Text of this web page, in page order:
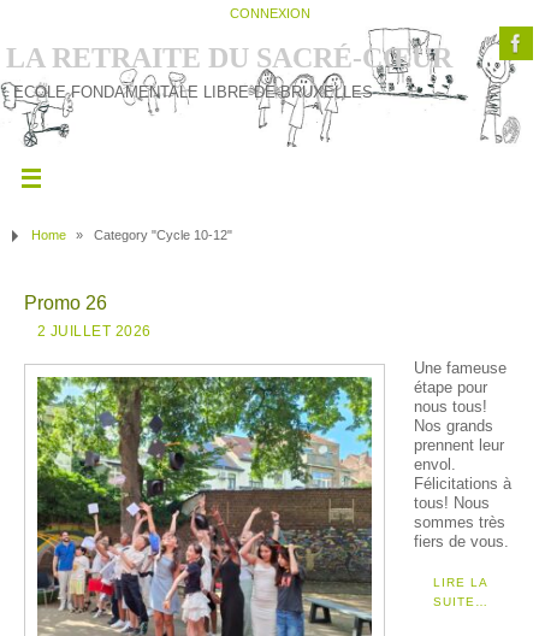
CONNEXION
LA RETRAITE DU SACRÉ-CŒUR
ECOLE FONDAMENTALE LIBRE DE BRUXELLES
Home » Category "Cycle 10-12"
Promo 26
2 JUILLET 2026
Une fameuse
étape pour
nous tous!
Nos grands
prennent leur
envol.
Félicitations à
tous! Nous
sommes très
fiers de vous.
LIRE LA
SUITE…